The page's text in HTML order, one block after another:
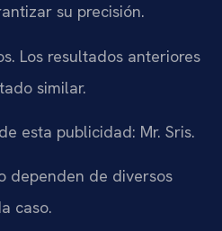
su precisión.
Los resultados anteriores
similar.
esta publicidad: Mr. Sris.
dependen de diversos
caso.